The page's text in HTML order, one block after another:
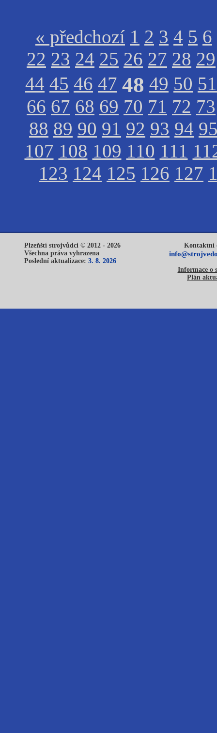
« předchozí 1 2 3 4 5 6
22 23 24 25 26 27 28 29
44 45 46 47 48 49 50 51
66 67 68 69 70 71 72 73
88 89 90 91 92 93 94
107 108 109 110 111
123 124 125 126 127
Plzeňští strojvůdci © 2012 - 2026
Všechna práva vyhrazena
Poslední aktualizace: 3. 8. 2026
Kontaktní
Informace o
Plán